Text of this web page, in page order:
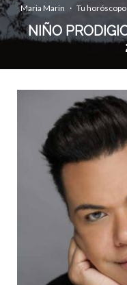
Maria Marin · Tu horóscopo
NIÑO